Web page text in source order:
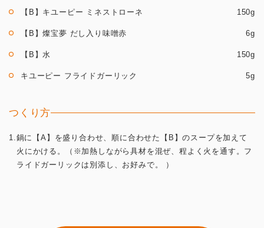
【B】キユーピー ミネストローネ 150g
【B】燦宝夢 だし入り味噌赤 6g
【B】水 150g
キユーピー フライドガーリック 5g
つくり方
1.鍋に【A】を盛り合わせ、順に合わせた【B】のスープを加えて
火にかける。（※加熱しながら具材を混ぜ、程よく火を通す。フ
ライドガーリックは別添し、お好みで。 ）